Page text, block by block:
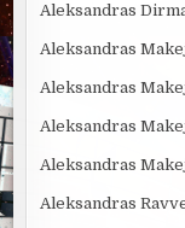
Aleksandras
Aleksandras
Aleksandras
Aleksandras
Aleksandras
Aleksandras